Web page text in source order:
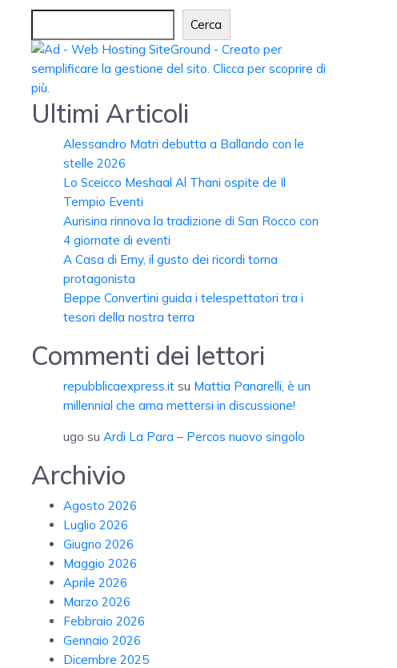
Cerca
Ultimi Articoli
Alessandro Matri debutta a Ballando con le
stelle 2026
Lo Sceicco Meshaal Al Thani ospite de Il
Tempio Eventi
Aurisina rinnova la tradizione di San Rocco con
4 giornate di eventi
A Casa di Emy, il gusto dei ricordi torna
protagonista
Beppe Convertini guida i telespettatori tra i
tesori della nostra terra
Commenti dei lettori
repubblicaexpress.it su Mattia Panarelli, è un
millennial che ama mettersi in discussione!
ugo su Ardi La Para – Percos nuovo singolo
Archivio
Agosto 2026
Luglio 2026
Giugno 2026
Maggio 2026
Aprile 2026
Marzo 2026
Febbraio 2026
Gennaio 2026
Dicembre 2025